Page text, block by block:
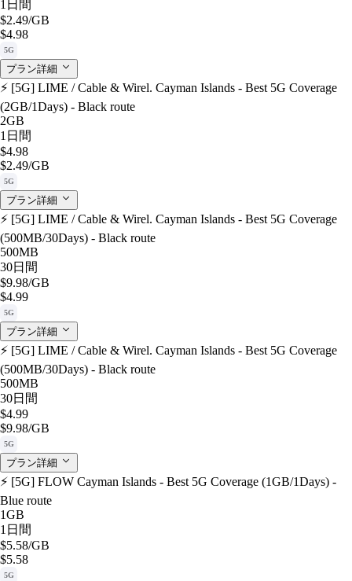
1日間
$2.49/GB
$4.98
5G
プラン詳細
⚡️ [5G] LIME / Cable & Wirel. Cayman Islands - Best 5G Coverage
(2GB/1Days) - Black route
2GB
1日間
$4.98
$2.49/GB
5G
プラン詳細
⚡️ [5G] LIME / Cable & Wirel. Cayman Islands - Best 5G Coverage
(500MB/30Days) - Black route
500MB
30日間
$9.98/GB
$4.99
5G
プラン詳細
⚡️ [5G] LIME / Cable & Wirel. Cayman Islands - Best 5G Coverage
(500MB/30Days) - Black route
500MB
30日間
$4.99
$9.98/GB
5G
プラン詳細
⚡️ [5G] FLOW Cayman Islands - Best 5G Coverage (1GB/1Days) -
Blue route
1GB
1日間
$5.58/GB
$5.58
5G